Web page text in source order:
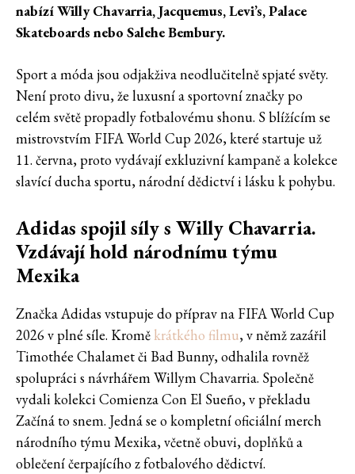
nabízí Willy Chavarria, Jacquemus, Levi’s, Palace
Skateboards nebo Salehe Bembury.
Sport a móda jsou odjakživa neodlučitelně spjaté světy.
Není proto divu, že luxusní a sportovní značky po
celém světě propadly fotbalovému shonu. S blížícím se
mistrovstvím FIFA World Cup 2026, které startuje už
11. června, proto vydávají exkluzivní kampaně a kolekce
slavící ducha sportu, národní dědictví i lásku k pohybu.
Adidas spojil síly s Willy Chavarria.
Vzdávají hold národnímu týmu
Mexika
Značka Adidas vstupuje do příprav na FIFA World Cup
2026 v plné síle. Kromě krátkého filmu, v němž zazářil
Timothée Chalamet či Bad Bunny, odhalila rovněž
spolupráci s návrhářem Willym Chavarria. Společně
vydali kolekci Comienza Con El Sueño, v překladu
Začíná to snem. Jedná se o kompletní oficiální merch
národního týmu Mexika, včetně obuvi, doplňků a
oblečení čerpajícího z fotbalového dědictví.